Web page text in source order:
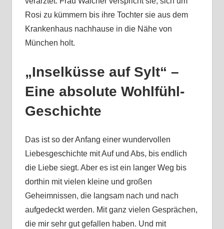
Rosi zu kümmern bis ihre Tochter sie aus dem
Krankenhaus nachhause in die Nähe von
München holt.
„Inselküsse auf Sylt“ –
Eine absolute Wohlfühl-
Geschichte
Das ist so der Anfang einer wundervollen
Liebesgeschichte mit Auf und Abs, bis endlich
die Liebe siegt. Aber es ist ein langer Weg bis
dorthin mit vielen kleine und großen
Geheimnissen, die langsam nach und nach
aufgedeckt werden. Mit ganz vielen Gesprächen,
die mir sehr gut gefallen haben. Und mit